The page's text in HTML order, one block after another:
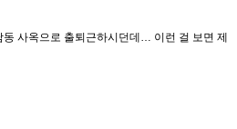
사옥으로 출퇴근하시던데 … 이런 걸 보면 제